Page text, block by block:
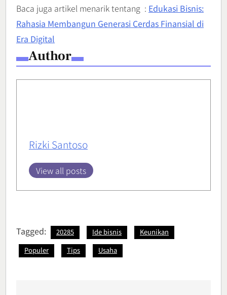
Baca juga artikel menarik tentang : Edukasi Bisnis:
Rahasia Membangun Generasi Cerdas Finansial di
Era Digital
Author
Rizki Santoso
View all posts
Tagged: 20285 Ide bisnis
Keunikan
Populer
Tips Usaha